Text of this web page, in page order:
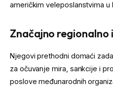
američkim veleposlanstvima u
Značajno regionalno
Njegovi prethodni domaći
za očuvanje mira, sankcije i
poslove međunarodnih